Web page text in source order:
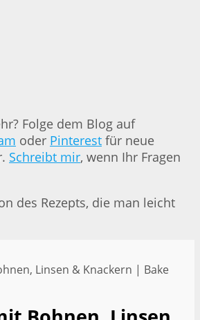
Folge dem Blog auf
oder Pinterest für neue
Schreibt mir, wenn Ihr Fragen
des Rezepts, die man leicht